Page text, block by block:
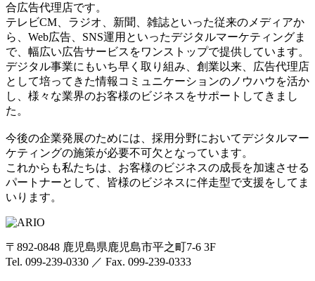
合広告代理店です。
テレビCM、ラジオ、新聞、雑誌といった従来のメディアか
ら、Web広告、SNS運用といったデジタルマーケティングま
で、幅広い広告サービスをワンストップで提供しています。
デジタル事業にもいち早く取り組み、創業以来、広告代理店
として培ってきた情報コミュニケーションのノウハウを活か
し、様々な業界のお客様のビジネスをサポートしてきまし
た。
今後の企業発展のためには、採用分野においてデジタルマー
ケティングの施策が必要不可欠となっています。
これからも私たちは、お客様のビジネスの成長を加速させる
パートナーとして、皆様のビジネスに伴走型で支援をしてま
いります。
〒892-0848 鹿児島県鹿児島市平之町7-6 3F
Tel. 099-239-0330 ／ Fax. 099-239-0333